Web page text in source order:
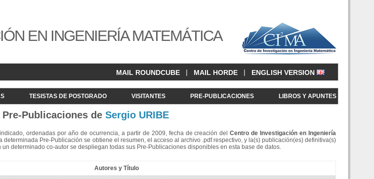
EN INGENIERÍA MATEMÁTICA
MAIL ROUNDCUBE | MAIL HORDE | ENGLISH VERSION
TESISTAS DE POSTGRADO VISITANTES PRE-PUBLICACIONES LIBROS Y APUNTES
Pre-Publicaciones de Sergio URIBE
ordenadas por año de ocurrencia, a partir de 2009, fecha de creación delCentro de Investigación en Ingeniería
determinada Pre-Publicación se obtiene el resumen, el acceso al archivo .pdf respectivo, y la(s) publicación(es) definitiva(s)
determinado co-autor se despliegan todas sus Pre-Publicaciones disponibles en esta base de datos.
Autores y Título